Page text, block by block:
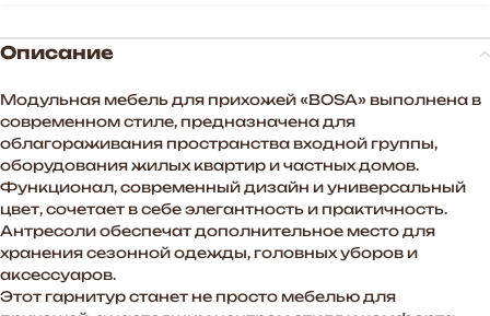
Описание
Модульная мебель для прихожей «BOSA» выполнена в
современном стиле, предназначена для
облагораживания пространства входной группы,
оборудования жилых квартир и частных домов.
Функционал, современный дизайн и универсальный
цвет, сочетает в себе элегантность и практичность.
Антресоли обеспечат дополнительное место для
хранения сезонной одежды, головных уборов и
аксессуаров.
Этот гарнитур станет не просто мебелью для